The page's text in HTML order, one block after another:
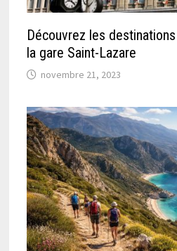
Découvrez les
la gare Saint-Lazare
novembre 21, 2023